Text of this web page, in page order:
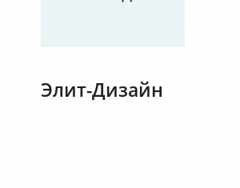
Элит-Дизайн